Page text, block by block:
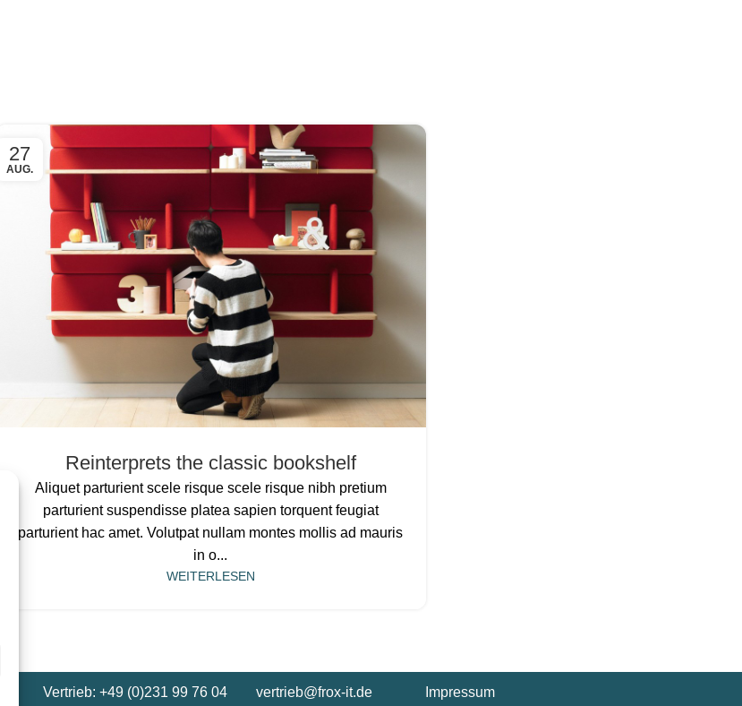
27
AUG.
Reinterprets the classic bookshelf
Aliquet parturient scele risque scele risque nibh pretium
parturient suspendisse platea sapien torquent feugiat
parturient hac amet. Volutpat nullam montes mollis ad mauris
in o...
WEITERLESEN
Vertrieb: +49 (0)231 99 76 04 vertrieb@frox-it.de Impressum